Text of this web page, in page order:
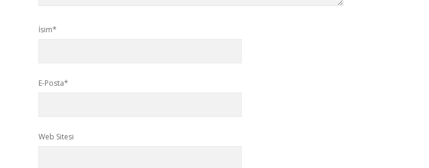
İsim*
E-Posta*
Web Sitesi